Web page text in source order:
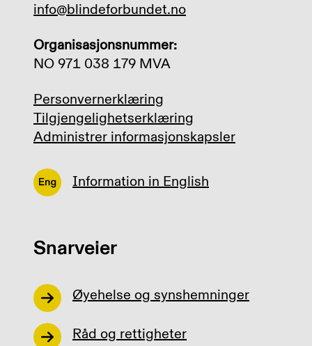
info@blindeforbundet.no
Organisasjonsnummer:
NO 971 038 179 MVA
Personvernerklæring
Tilgjengelighetserklæring
Administrer informasjonskapsler
Information in English
Snarveier
Øyehelse og synshemninger
Råd og rettigheter